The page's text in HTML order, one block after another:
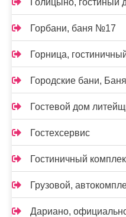
Голицыно, гостиный
Горбани, баня №17
Горница,
Городские бани,
Гостевой дом
Гостехсервис
Гостиничный
Грузовой,
Дариано,